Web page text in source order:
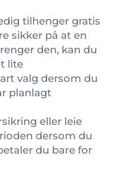
tilhenger gratis
sikker på at en
den, kan du
lite
valg dersom du
planlagt
eller leie
dersom du
du bare for